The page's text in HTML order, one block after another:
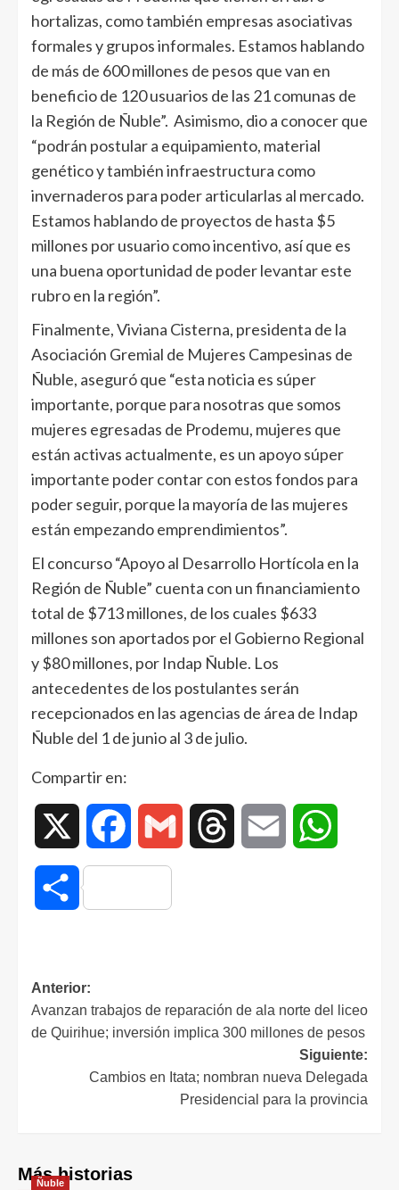
hortalizas, como también empresas asociativas
formales y grupos informales. Estamos hablando
de más de 600 millones de pesos que van en
beneficio de 120 usuarios de las 21 comunas de
la Región de Ñuble”. Asimismo, dio a conocer que
“podrán postular a equipamiento, material
genético y también infraestructura como
invernaderos para poder articularlas al mercado.
Estamos hablando de proyectos de hasta $5
millones por usuario como incentivo, así que es
una buena oportunidad de poder levantar este
rubro en la región”.
Finalmente, Viviana Cisterna, presidenta de la
Asociación Gremial de Mujeres Campesinas de
Ñuble, aseguró que “esta noticia es súper
importante, porque para nosotras que somos
mujeres egresadas de Prodemu, mujeres que
están activas actualmente, es un apoyo súper
importante poder contar con estos fondos para
poder seguir, porque la mayoría de las mujeres
están empezando emprendimientos”.
El concurso “Apoyo al Desarrollo Hortícola en la
Región de Ñuble” cuenta con un financiamiento
total de $713 millones, de los cuales $633
millones son aportados por el Gobierno Regional
y $80 millones, por Indap Ñuble. Los
antecedentes de los postulantes serán
recepcionados en las agencias de área de Indap
Ñuble del 1 de junio al 3 de julio.
Compartir en:
Facebook Gmail Threads Email
Compartir
Anterior:
Avanzan trabajos de reparación de ala norte del liceo
de Quirihue; inversión implica 300 millones de pesos
Siguiente:
Cambios en Itata; nombran nueva Delegada
Presidencial para la provincia
Más historias
Ñuble